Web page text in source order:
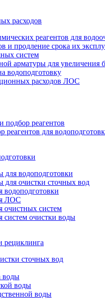
расходов
реагентов для
и продление срока их
систем
арматуры для увеличения
водоподготовку
расходов ЛОС
подбор реагентов
реагентов для
для водоподготовки
для очистки сточных вод
водоподготовки
ЛОС
очистных систем
систем очистки воды
рециклинга
сточных вод
воды
воды
воды